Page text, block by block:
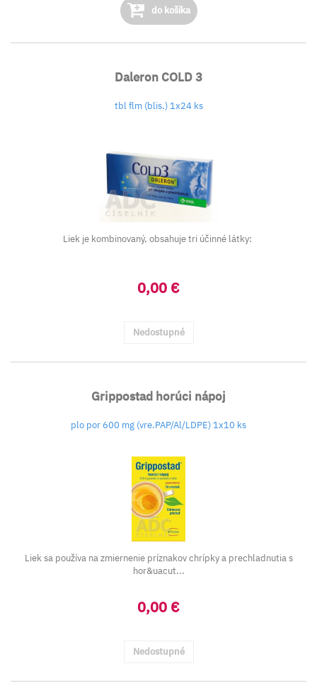
do košíka
Daleron COLD 3
tbl flm (blis.) 1x24 ks
Liek je kombinovaný, obsahuje tri účinné látky:
0,00 €
Nedostupné
Grippostad horúci nápoj
plo por 600 mg (vre.PAP/Al/LDPE) 1x10 ks
Liek sa používa na zmiernenie príznakov chrípky a prechladnutia s
hor&uacut...
0,00 €
Nedostupné